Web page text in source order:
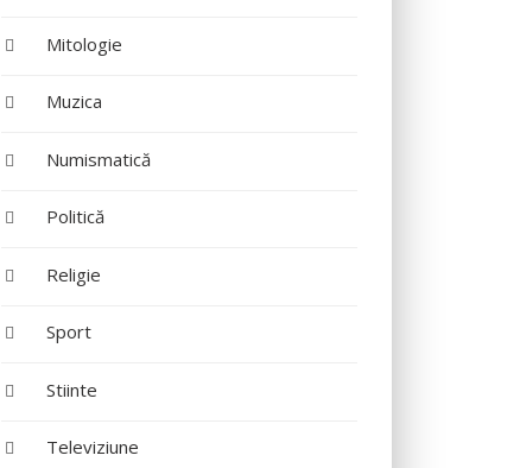
Mitologie
Muzica
Numismatică
Politică
Religie
Sport
Stiinte
Televiziune